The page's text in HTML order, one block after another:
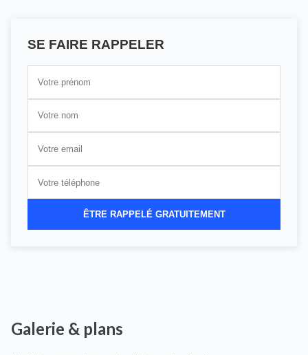
SE FAIRE RAPPELER
ÊTRE RAPPELÉ GRATUITEMENT
Galerie & plans